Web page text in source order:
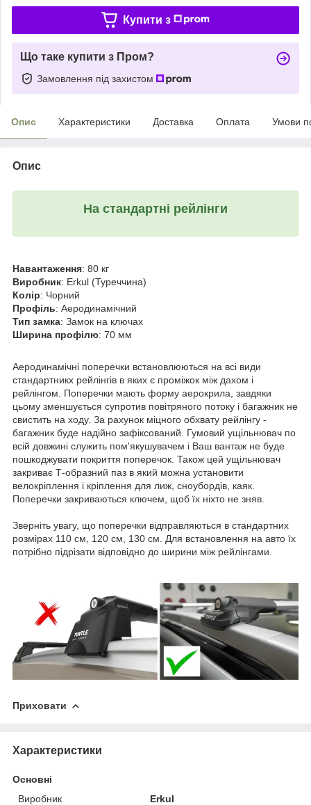
Купити з
Що таке купити з Пром?
Замовлення під захистом
Опис Характеристики Доставка Оплата Умови
Опис
На стандартні рейлінги
Навантаження: 80 кг
Виробник: Erkul (Туреччина)
Колір: Чорний
Профіль: Аеродинамічний
Тип замка: Замок на ключах
Ширина профілю: 70 мм
Аеродинамічні поперечки встановлюються на всі види
стандартникх рейлінгів в яких є проміжок між дахом і
рейлінгом. Поперечки мають форму аерокрила, завдяки
цьому зменшується супротив повітряного потоку і багажник не
свистить на ходу. За рахунок міцного обхвату рейлінгу -
багажник буде надійно зафіксований. Гумовий ущільнювач по
всій довжині служить пом'якушувачем і Ваш вантаж не буде
пошкоджувати покриття поперечок. Також цей ущільнювач
закриває Т-образний паз в який можна установити
велокріплення і кріплення для лиж, сноубордів, каяк.
Поперечки закриваються ключем, щоб їх ніхто не зняв.
Зверніть увагу, що поперечки відправляються в стандартних
розмірах 110 см, 120 см, 130 см. Для встановлення на авто їх
потрібно підрізати відповідно до ширини між рейлінгами.
Приховати
Характеристики
Основні
Виробник
Erkul